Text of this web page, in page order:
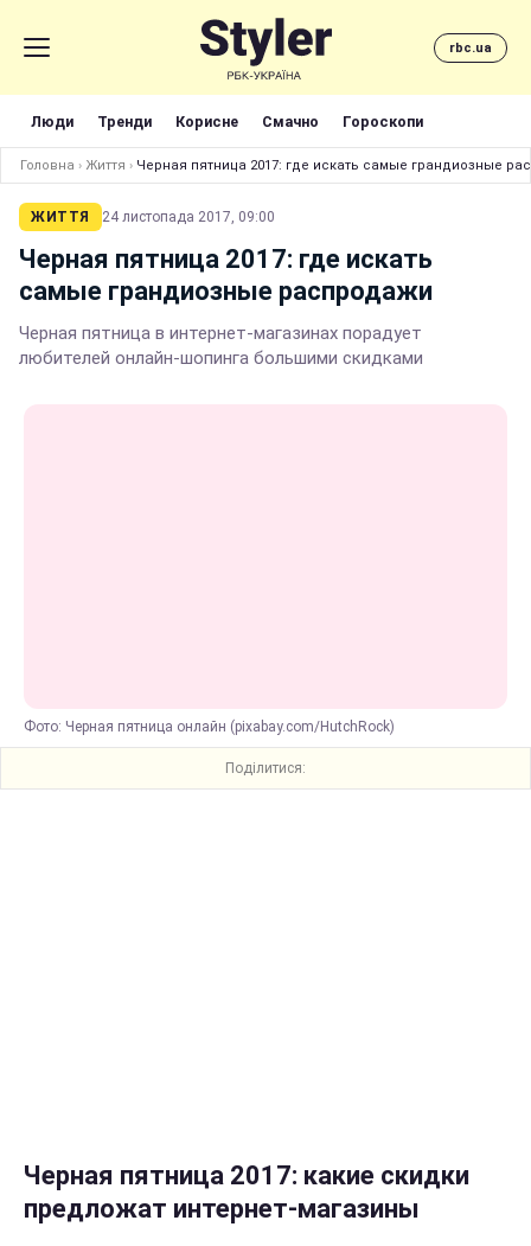
rbc.ua
Люди Тренди Корисне Смачно Гороскопи
Головна › Життя › Черная пятница 2017: где искать самые грандиозные
ЖИТТЯ 24 листопада 2017, 09:00
Черная пятница 2017: где искать
самые грандиозные распродажи
Черная пятница в интернет-магазинах порадует
любителей онлайн-шопинга большими скидками
Фото: Черная пятница онлайн (pixabay.com/HutchRock)
Поділитися:
Черная пятница 2017: какие скидки
предложат интернет-магазины